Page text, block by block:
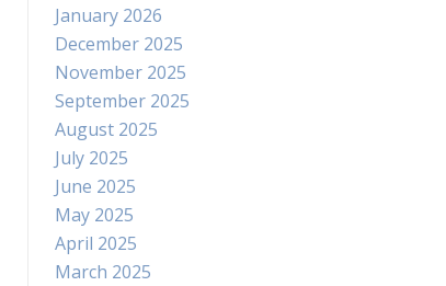
January 2026
December 2025
November 2025
September 2025
August 2025
July 2025
June 2025
May 2025
April 2025
March 2025